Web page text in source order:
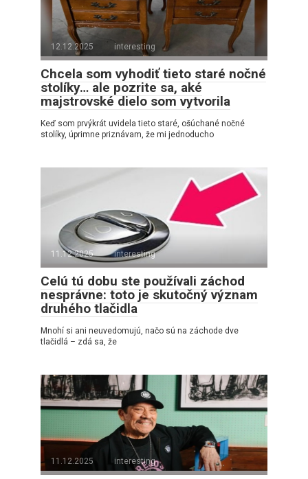
12.12.2025 interesting
Chcela som vyhodiť tieto staré nočné
stolíky… ale pozrite sa, aké
majstrovské dielo som vytvorila
Keď som prvýkrát uvidela tieto staré, ošúchané nočné
stolíky, úprimne priznávam, že mi jednoducho
11.12.2025 interesting
Celú tú dobu ste používali záchod
nesprávne: toto je skutočný význam
druhého tlačidla
Mnohí si ani neuvedomujú, načo sú na záchode dve
tlačidlá – zdá sa, že
11.12.2025 interesting